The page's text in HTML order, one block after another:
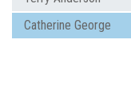
Catherine George